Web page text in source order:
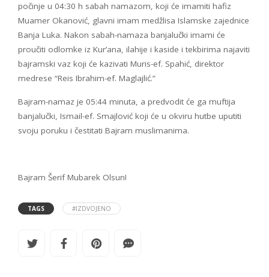
počinje u 04:30 h sabah namazom, koji će imamiti hafiz
Muamer Okanović, glavni imam medžlisa Islamske zajednice
Banja Luka. Nakon sabah-namaza banjalučki imami će
proučiti odlomke iz Kur’ana, ilahije i kaside i tekbirima najaviti
bajramski vaz koji će kazivati Muris-ef. Spahić, direktor
medrese “Reis Ibrahim-ef. Maglajlić.”
Bajram-namaz je 05:44 minuta, a predvodit će ga muftija
banjalučki, Ismail-ef. Smajlović koji će u okviru hutbe uputiti
svoju poruku i čestitati Bajram muslimanima.
Bajram Šerif Mubarek Olsun!
TAGS #IZDVOJENO